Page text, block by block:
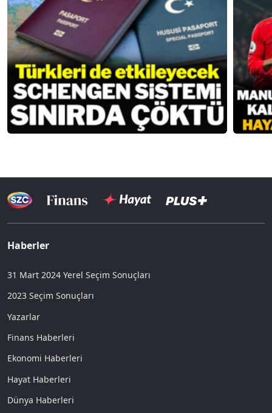
Haberler
31 Mart 2024 Yerel Seçim Sonuçları
2023 Seçim Sonuçları
Yazarlar
Finans Haberleri
Ekonomi Haberleri
Hayat Haberleri
Dünya Haberleri